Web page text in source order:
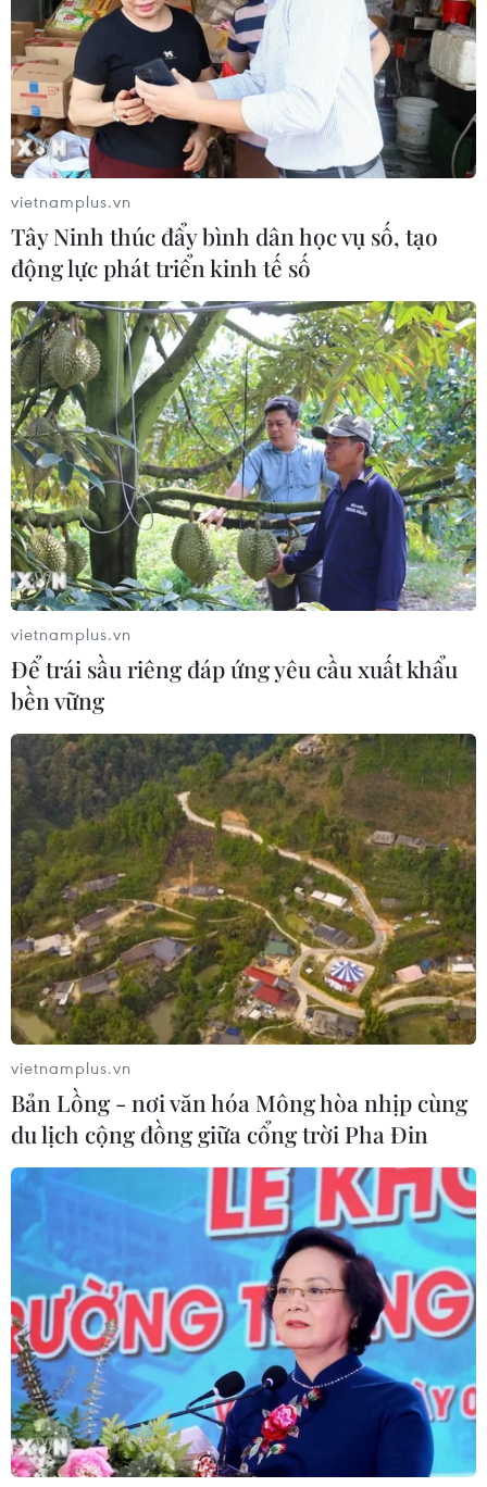
Hà Nội tạo dựng thương hiệu mạnh cho
các sản phẩm OCOP
29/03/2025 03:14
Thành phố Hà Nội đã đánh giá, phân hạng được 2.263
sản phẩm OCOP; trong đó có 11 sản phẩm tiềm năng 5
sao, 840 sản phẩm 4 sao và 1.412 sản phẩm 3 sao.
vietnamplus.vn
Tây Ninh thúc đẩy bình dân học vụ số, tạo
động lực phát triển kinh tế số
vietnamplus.vn
Để trái sầu riêng đáp ứng yêu cầu xuất khẩu
bền vững
vietnamplus.vn
Bản Lồng - nơi văn hóa Mông hòa nhịp cùng
du lịch cộng đồng giữa cổng trời Pha Đin